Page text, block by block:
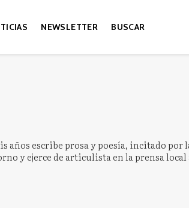
NEWSLETTER BUSCAR
años escribe prosa y poesía, incitado por
y ejerce de articulista en la prensa local